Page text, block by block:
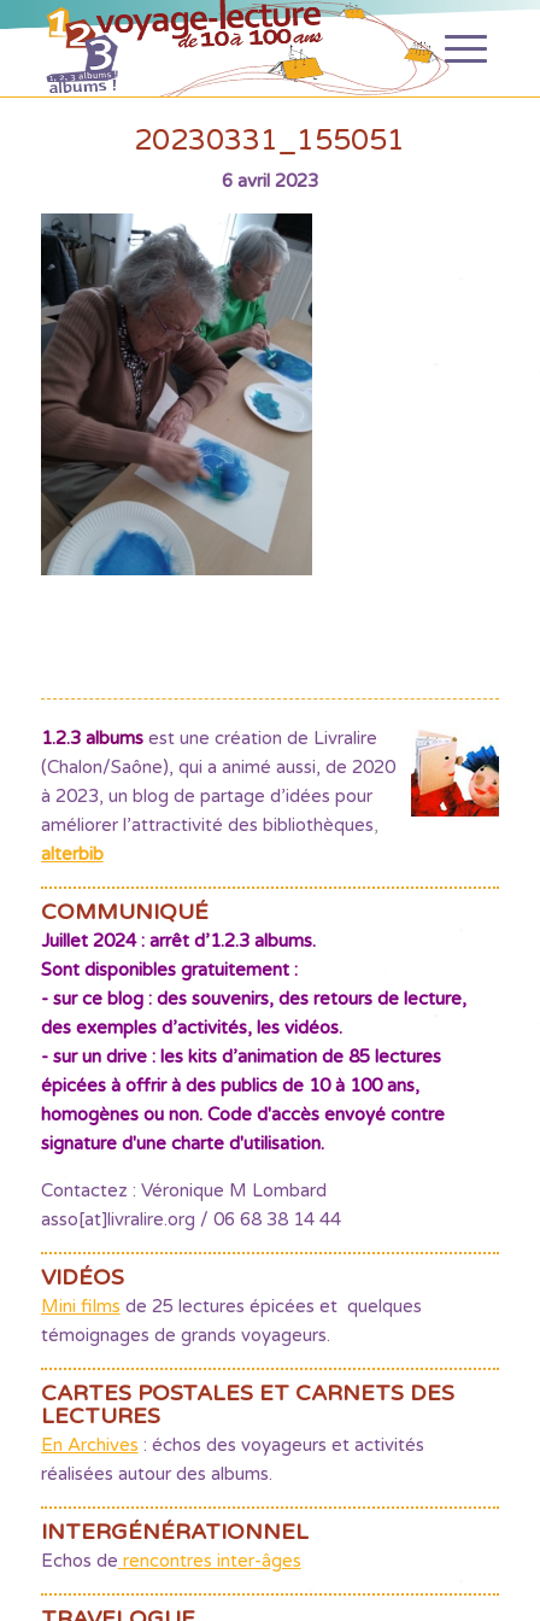
20230331_155051
6 avril 2023
1.2.3 albumsest une création de Livralire
(Chalon/Saône), qui a animé aussi, de 2020
à 2023, un blog de partage d’idées pour
améliorer l’attractivité des bibliothèques,
alterbib
COMMUNIQUÉ
Juillet 2024 : arrêt d’1.2.3 albums.
Sont disponibles gratuitement :
- sur ce blog : des souvenirs, des retours de lecture,
des exemples d’activités, les vidéos.
- sur un drive : les kits d’animation de 85 lectures
épicées à offrir à des publics de 10 à 100 ans,
homogènes ou non. Code d'accès envoyé contre
signature d'une charte d'utilisation.
Contactez : Véronique M Lombard
asso[at]livralire.org / 06 68 38 14 44
VIDÉOS
Mini films de 25 lectures épicées et quelques
témoignages de grands voyageurs.
CARTES POSTALES ET CARNETS DES
LECTURES
En Archives : échos des voyageurs et activités
réalisées autour des albums.
INTERGÉNÉRATIONNEL
Echos de rencontres inter-âges